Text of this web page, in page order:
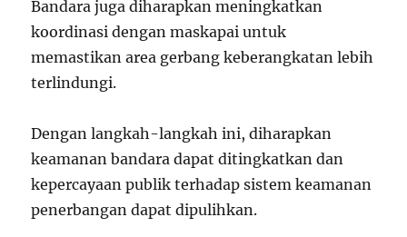
Bandara juga diharapkan meningkatkan
koordinasi dengan maskapai untuk
memastikan area gerbang keberangkatan lebih
terlindungi.
Dengan langkah-langkah ini, diharapkan
keamanan bandara dapat ditingkatkan dan
kepercayaan publik terhadap sistem keamanan
penerbangan dapat dipulihkan.